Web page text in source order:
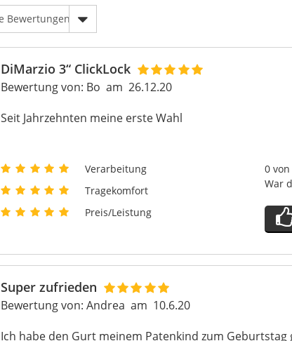
DiMarzio 3“ ClickLock
Bewertung von: Bo am 26.12.20
Seit Jahrzehnten meine erste Wahl
Verarbeitung
Tragekomfort
Preis/Leistung
0
War
Super zufrieden
Bewertung von: Andrea am 10.6.20
Ich habe den Gurt meinem Patenkind zum